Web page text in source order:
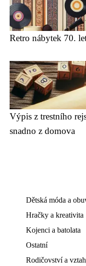
Retro nábytek 70.
Výpis z trestního
snadno z domova
Dětská móda a
Hračky a kreativita
Kojenci a batolata
Ostatní
Rodičovství a